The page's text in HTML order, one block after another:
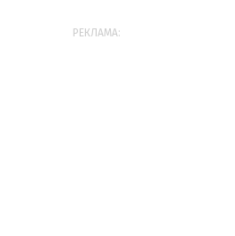
РЕКЛАМА: